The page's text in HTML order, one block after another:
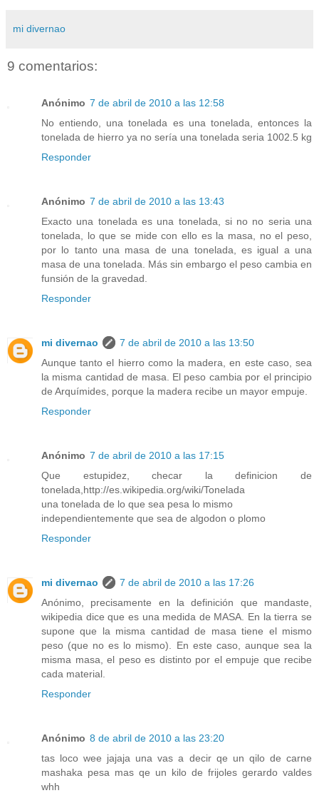
mi divernao
9 comentarios:
Anónimo 7 de abril de 2010 a las 12:58
No entiendo, una tonelada es una tonelada, entonces la
tonelada de hierro ya no sería una tonelada seria 1002.5 kg
Responder
Anónimo 7 de abril de 2010 a las 13:43
Exacto una tonelada es una tonelada, si no no seria una
tonelada, lo que se mide con ello es la masa, no el peso,
por lo tanto una masa de una tonelada, es igual a una
masa de una tonelada. Más sin embargo el peso cambia en
funsión de la gravedad.
Responder
mi divernao
7 de abril de 2010 a las 13:50
Aunque tanto el hierro como la madera, en este caso, sea
la misma cantidad de masa. El peso cambia por el principio
de Arquímides, porque la madera recibe un mayor empuje.
Responder
Anónimo 7 de abril de 2010 a las 17:15
Que estupidez, checar la definicion de
tonelada,http://es.wikipedia.org/wiki/Tonelada
una tonelada de lo que sea pesa lo mismo
independientemente que sea de algodon o plomo
Responder
mi divernao
7 de abril de 2010 a las 17:26
Anónimo, precisamente en la definición que mandaste,
wikipedia dice que es una medida de MASA. En la tierra se
supone que la misma cantidad de masa tiene el mismo
peso (que no es lo mismo). En este caso, aunque sea la
misma masa, el peso es distinto por el empuje que recibe
cada material.
Responder
Anónimo 8 de abril de 2010 a las 23:20
tas loco wee jajaja una vas a decir qe un qilo de carne
mashaka pesa mas qe un kilo de frijoles gerardo valdes
whh